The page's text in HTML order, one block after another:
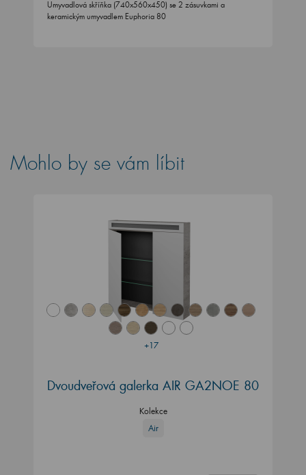
Umyvadlová skříňka (740x560x450) se 2 zásuvkami a
keramickým umyvadlem Euphoria 80
Mohlo by se vám líbit
+17
Dvoudveřová galerka AIR GA2NOE 80
Kolekce
Air